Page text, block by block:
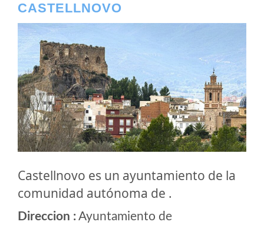
CASTELLNOVO
Castellnovo es un ayuntamiento de la
comunidad autónoma de .
Direccion :Ayuntamiento de